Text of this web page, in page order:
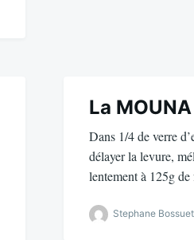
La MOUNA
Dans 1/4 de verre
délayer la levure,
lentement à 125g
Stephane Bossuet